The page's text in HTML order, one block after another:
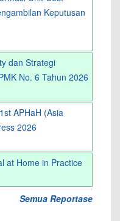
Keputusan
dan Strategi
No. 6 Tahun 2026
APHaH (Asia
2026
at Home in Practice
Semua Reportase